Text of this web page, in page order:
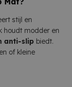
stijl en
houdt modder en
anti-slip biedt.
of kleine